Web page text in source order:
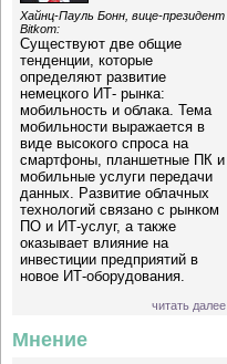
Хайнц-Пауль Бонн, вице-президент
Bitkom:
Существуют две общие
тенденции, которые
определяют развитие
немецкого ИТ- рынка:
мобильность и облака. Тема
мобильности выражается в
виде высокого спроса на
смартфоны, планшетные ПК и
мобильные услуги передачи
данных. Развитие облачных
технологий связано с рынком
ПО и ИТ-услуг, а также
оказывает влияние на
инвестиции предприятий в
новое ИТ-оборудования.
читать далее
Мнение